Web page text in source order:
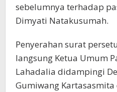
sebelumnya terhadap
Dimyati Natakusumah.
Penyerahan surat
langsung Ketua Umum
Lahadalia didampingi
Gumiwang Kartasasmita